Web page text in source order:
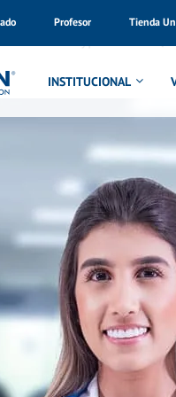
Profesor Tienda
INSTITUCIONAL